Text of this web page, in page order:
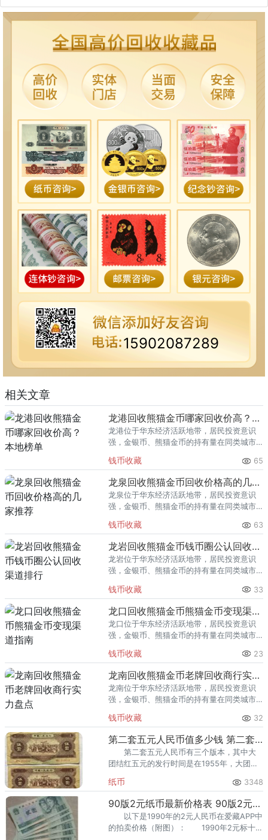
15902087289
相关文章
龙港回收熊猫金币哪家回收价高？本地榜单
龙港位于华东经济活跃地带，居民投资意识
强，金银币、熊猫金币的持有量在同类城市
熊猫金币的需求就明显升温，但鱼龙混杂的
回收渠道里，能精准识别版别溢
钱币收藏 65
龙泉回收熊猫金币回收价格高的几家推荐
龙泉位于华东经济活跃地带，居民投资意识
强，金银币、熊猫金币的持有量在同类城市
熊猫金币的需求就明显升温，但鱼龙混杂的
回收渠道里，能精准识别版别溢
钱币收藏 63
龙岩回收熊猫金币钱币圈公认回收渠道排行
龙岩位于华东经济活跃地带，居民投资意识
强，金银币、熊猫金币的持有量在同类城市
熊猫金币的需求就明显升温，但鱼龙混杂的
回收渠道里，能精准识别版别溢
钱币收藏 33
龙口回收熊猫金币熊猫金币变现渠道指南
龙口位于华东经济活跃地带，居民投资意识
强，金银币、熊猫金币的持有量在同类城市
熊猫金币的需求就明显升温，但鱼龙混杂的
回收渠道里，能精准识别版别溢
钱币收藏 23
龙南回收熊猫金币老牌回收商行实力盘点
龙南位于华东经济活跃地带，居民投资意识
强，金银币、熊猫金币的持有量在同类城市
熊猫金币的需求就明显升温，但鱼龙混杂的
回收渠道里，能精准识别版别溢
钱币收藏 32
第二套五元人民币值多少钱 第二套五元人民币单张价格
第二套五元人民币有三个版本，其中大
团结红五元的发行时间是在1955年，大团结
1962年。现在收藏市场上，这第二套人民币
五元纸币的不同版本价
纸币 3348
90版2元纸币最新价格表 90版2元纸币价格多少钱
以下是1990年的2元人民币在爱藏APP中
的拍卖价格（附图）： 1990年2元标十，